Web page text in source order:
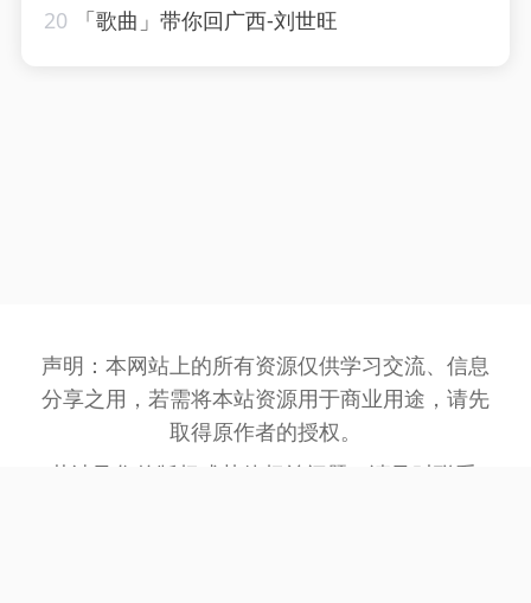
20 「歌曲」带你回广西-刘世旺
声明：本网站上的所有资源仅供学习交流、信息
分享之用，若需将本站资源用于商业用途，请先
取得原作者的授权。
若涉及您的版权或其他权益问题，请及时联系: